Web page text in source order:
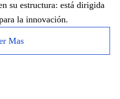
su estructura: está dirigida
la innovación.
Mas